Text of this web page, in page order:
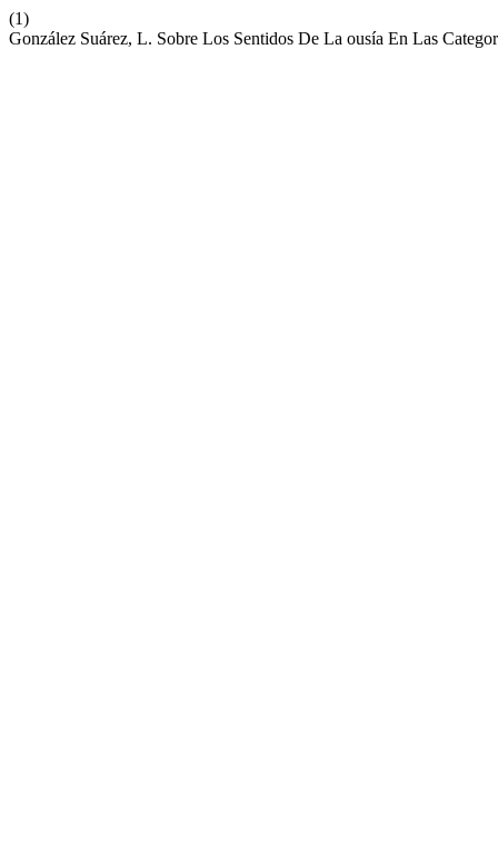
(1)
González Suárez, L. Sobre Los Sentidos De La ousía En Las